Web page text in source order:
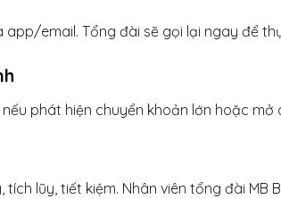
email. Tổng đài sẽ gọi lại ngay để
phát hiện chuyển khoản lớn hoặc
lũy, tiết kiệm. Nhân viên tổng đài MB